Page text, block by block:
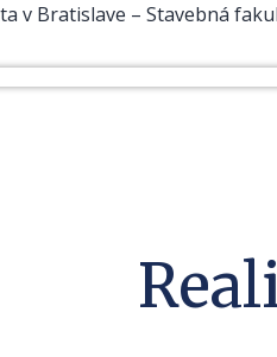
v Bratislave – Stavebná